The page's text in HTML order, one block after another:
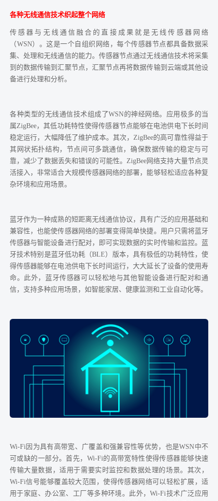
各种无线通信技术织起整个网络
传感器与无线通信融合的直接成果就是无线传感器网络
（WSN）。这是一个自组织网络，每个传感器节点都具备数据采
集、处理和无线通信的能力。传感器节点通过无线通信技术将采集
到的数据传输到汇聚节点，汇聚节点再将数据传输到云端或其他设
备进行处理和分析。
各种类型的无线通信技术组成了WSN的神经网络。应用极多的当
属ZigBee，其低功耗特性使得传感器节点能够在电池供电下长时间
稳定运行，大幅降低了维护成本。其次，ZigBee的高可靠性得益于
其网状拓扑结构，节点间可多跳通信，确保数据传输的稳定与可
靠，减少了数据丢失和错误的可能性。ZigBee网络支持大量节点灵
活接入，非常适合大规模传感器网络的部署，能够轻松适应各种复
杂环境和应用场景。
蓝牙作为一种成熟的短距离无线通信协议，具有广泛的应用基础和
兼容性，也能使传感器网络的部署变得简单快捷。用户只需将蓝牙
传感器与智能设备进行配对，即可实现数据的实时传输和监控。蓝
牙技术特别是蓝牙低功耗（BLE）版本，具有极低的功耗特性，使
得传感器能够在电池供电下长时间运行，大大延长了设备的使用寿
命。此外，蓝牙传感器可以轻松地与其他智能设备进行配对和通
信，支持多种应用场景，如智能家居、健康监测和工业自动化等。
Wi-Fi因为具有高带宽、广覆盖和强兼容性等优势，也是WSN中不
可或缺的一部分。首先，Wi-Fi的高带宽特性使得传感器能够快速
传输大量数据，适用于需要实时监控和数据处理的场景。其次，
Wi-Fi信号能够覆盖较大范围，使得传感器网络可以轻松扩展，适
用于家庭、办公室、工厂等多种环境。此外，Wi-Fi技术广泛应用